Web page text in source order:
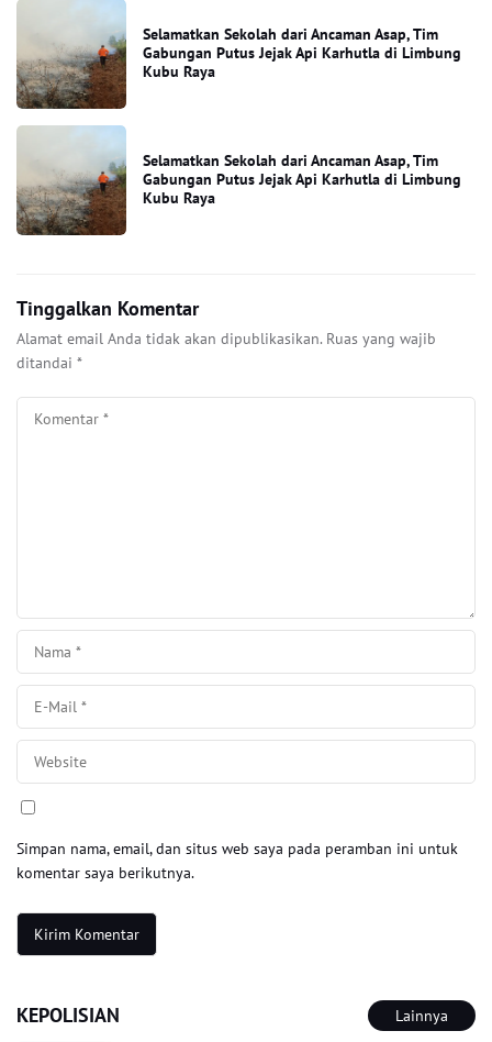
Selamatkan Sekolah dari Ancaman Asap, Tim
Gabungan Putus Jejak Api Karhutla di Limbung
Kubu Raya
Selamatkan Sekolah dari Ancaman Asap, Tim
Gabungan Putus Jejak Api Karhutla di Limbung
Kubu Raya
Tinggalkan Komentar
Alamat email Anda tidak akan dipublikasikan. Ruas yang wajib
ditandai *
Simpan nama, email, dan situs web saya pada peramban ini untuk
komentar saya berikutnya.
KEPOLISIAN Lainnya